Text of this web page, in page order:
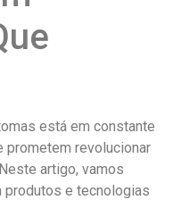
está em constante
prometem revolucionar
artigo, vamos
produtos e tecnologias